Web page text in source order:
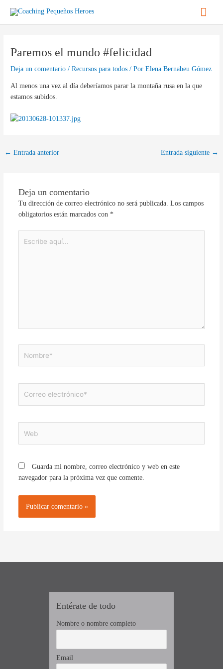
contenido
Paremos el mundo #felicidad
Deja un comentario /Recursos para todos / PorElena Bernabeu Gómez
Al menos una vez al día deberíamos parar la montaña rusa en la que
estamos subidos.
entradas
← Entrada anterior Entrada siguiente →
Deja un comentario
Tu dirección de correo electrónico no será publicada. Los campos
obligatorios están marcados con *
aquí...
electrónico*
Guarda mi nombre, correo electrónico y web en este
navegador para la próxima vez que comente.
Entérate de todo
Nombre o nombre completo
Email